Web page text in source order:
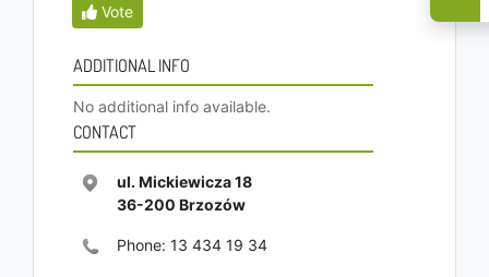
Vote
ADDITIONAL INFO
No additional info available.
CONTACT
ul. Mickiewicza 18
36-200 Brzozów
Phone: 13 434 19 34